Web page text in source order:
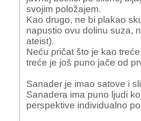
problemima tipa
vodovod/
policajci/rode/
su zahvati, što
običnih građana.
Nego, ne sporim
govnima i
bio u bolnici u
svojim položajem.
Kao drugo, ne bi plakao
napustio ovu dolinu suza,
ateist).
Neću pričat što je kao
treće je još puno jače od
Sanader je imao satove i
Sanadera ima puno ljudi
perspektive individualno